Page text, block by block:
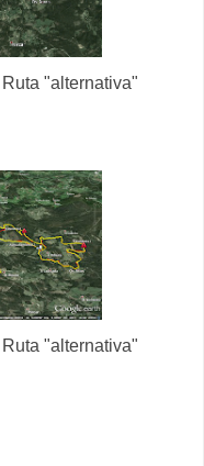
"alternativa"
"alternativa"